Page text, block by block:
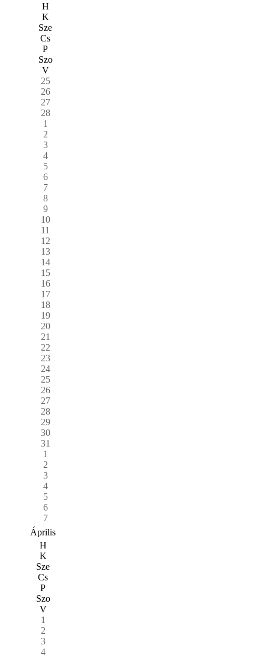
H
K
Sze
Cs
P
Szo
V
25
26
27
28
1
2
3
4
5
6
7
8
9
10
11
12
13
14
15
16
17
18
19
20
21
22
23
24
25
26
27
28
29
30
31
1
2
3
4
5
6
7
Április
H
K
Sze
Cs
P
Szo
V
1
2
3
4